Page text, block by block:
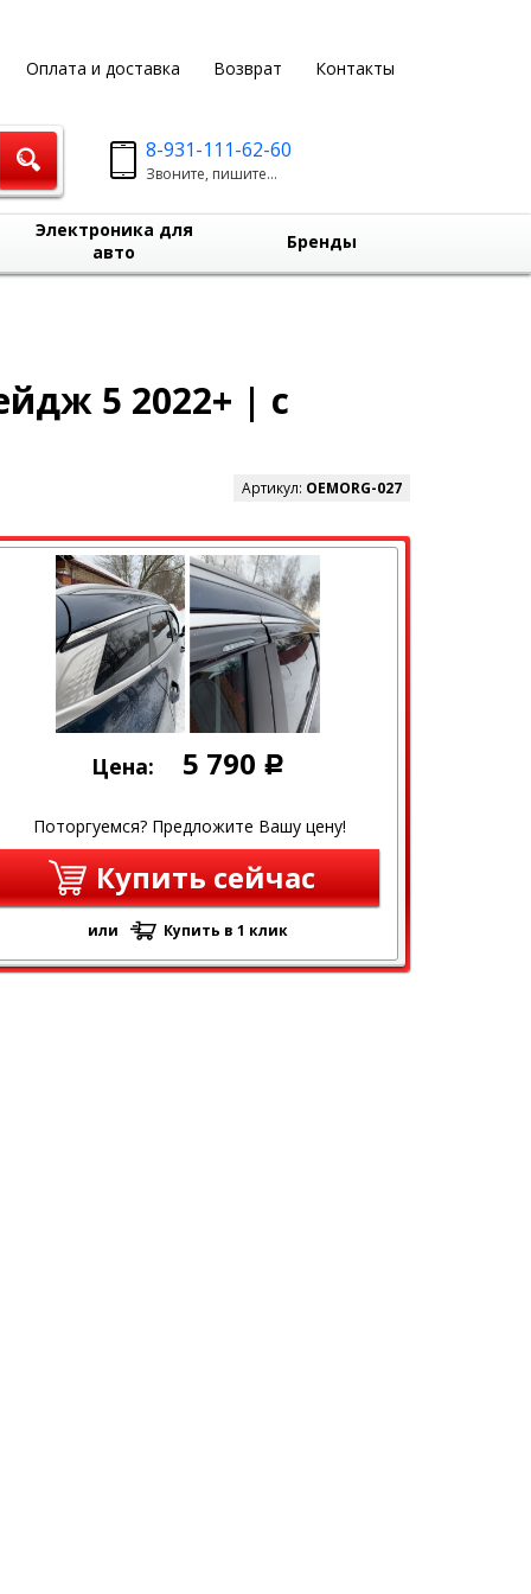
Оплата и доставка Возврат Контакты
8-931-111-62-60
Звоните, пишите...
Электроника для
авто
Бренды
5 2022+ | с
Артикул: OEMORG-027
Цена: 5 790 Р
Поторгуемся? Предложите Вашу цену!
Купить сейчас
или Купить в 1 клик